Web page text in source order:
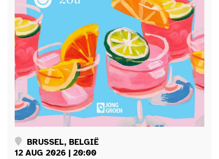
BRUSSEL, BELGIË
12 AUG 2026 | 20:00